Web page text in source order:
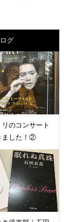
グ
のコンサート
ました！②